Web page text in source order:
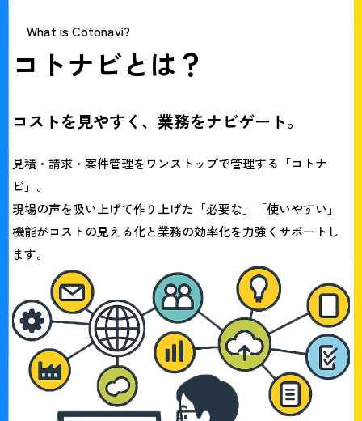
What is Cotonavi?
コトナビとは？
コストを見やすく、業務をナビゲート。
見積・請求・案件管理をワンストップで管理する 「コトナ
ビ」 。
現場の声を吸い上げて作り上げた「必要な」「使いやすい」
機能がコストの見える化と業務の効率化を力強くサポートし
ます。